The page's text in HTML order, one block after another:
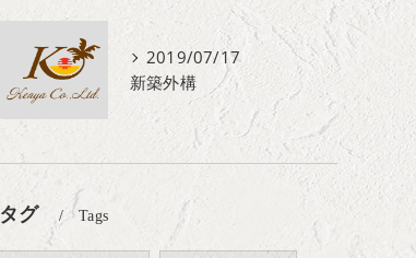
2019/07/17
新築外構
タグ Tags